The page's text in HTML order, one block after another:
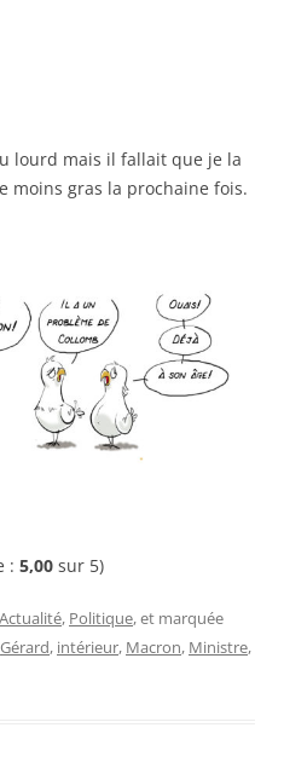
lourd mais il fallait que je la
moins gras la prochaine fois.
: 5,00 sur 5)
Actualité, Politique, et marquée
Gérard, intérieur, Macron, Ministre,